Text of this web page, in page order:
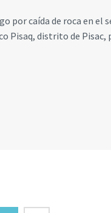
por caída de roca en el
Pisaq, distrito de Pisac,